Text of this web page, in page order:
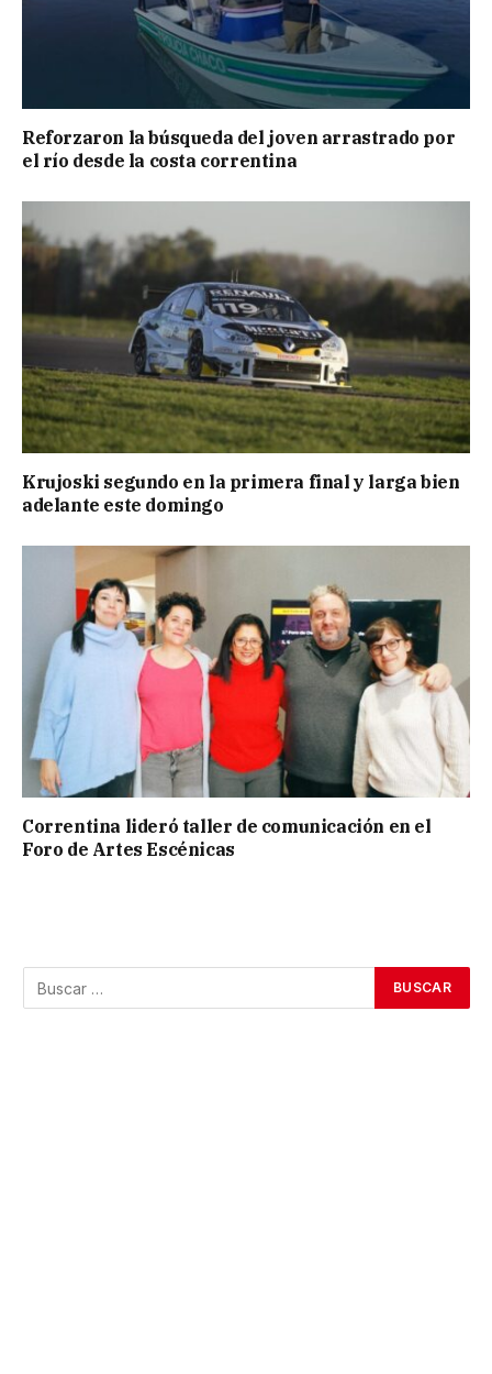
Reforzaron la búsqueda del joven arrastrado por
el río desde la costa correntina
Krujoski segundo en la primera final y larga bien
adelante este domingo
Correntina lideró taller de comunicación en el
Foro de Artes Escénicas